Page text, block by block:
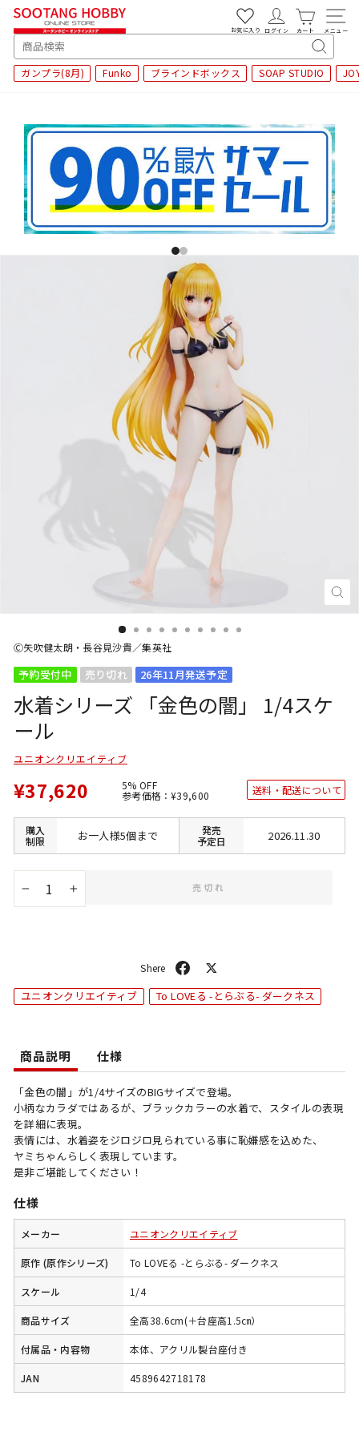
SEARCH
キ
ー
ド
ガンプラ(8月) Funko ブラインドボックス SOAP STUDIO
お気に入り ログイン カート メニュー
閉
じ
Ⓒ矢吹健太朗・長谷見沙貴／集英社
予約受付中 売り切れ 26年11月発送予定
水着シリーズ 「金色の闇」 1/4スケ
ール
ユニオンクリエイティブ
¥37,620 5% OFF
参考価格：通
価
¥39,600
格
送料・配送について
購入
制限
お一人様5個まで
発売
予定日
2026.11.30
+
売切れ
シ
ア
ト
ユニオンクリエイティブ To LOVEる -とらぶる- ダークネス
商品説明 仕様
「金色の闇」が1/4サイズのBIGサイズで登場。
小柄なカラダではあるが、ブラックカラーの水着で、スタイルの表現
を詳細に表現。
表情には、水着姿をジロジロ見られている事に恥嫌感を込めた、
ヤミちゃんらしく表現しています。
是非ご堪能してください！
仕様
メーカー ユニオンクリエイティブ
原作 (原作シリーズ) To LOVEる -とらぶる- ダークネス
スケール 1/4
商品サイズ 全高38.6cm(＋台座高1.5㎝）
付属品・内容物 本体、アクリル製台座付き
JAN 4589642718178